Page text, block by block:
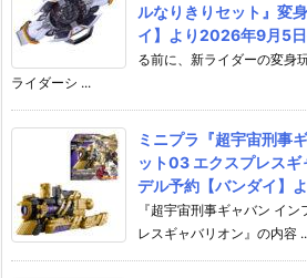
ルなりきりセット』変
イ】より2026年9月5
る前に、新ライダーの変身
ライダーシ ...
ミニプラ『超宇宙刑事
ット03 エクスプレス
デル予約【バンダイ】
『超宇宙刑事ギャバン イ
レスギャバリオン』の内容